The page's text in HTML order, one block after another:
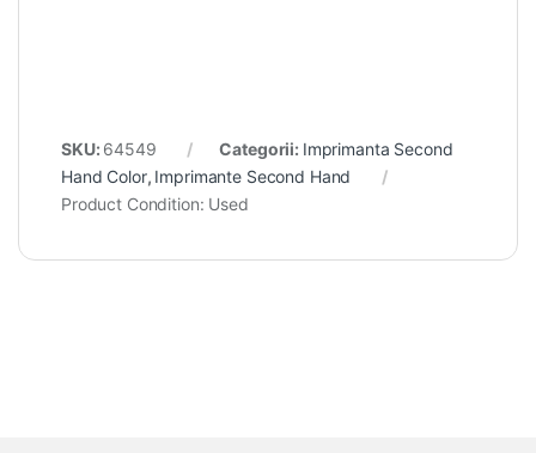
SKU: 64549 Categorii: Imprimanta Second
Hand Color, Imprimante Second Hand
Product Condition: Used